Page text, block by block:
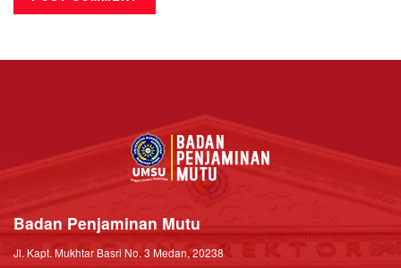
Badan Penjaminan Mutu
Jl. Kapt. Mukhtar Basri No. 3 Medan, 20238